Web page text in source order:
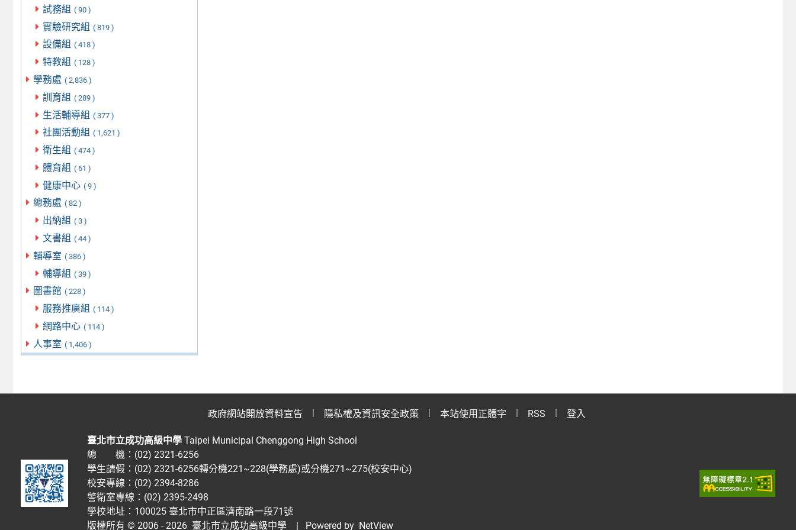
試務組 ( 90 )
實驗研究組 ( 819 )
設備組 ( 418 )
特教組 ( 128 )
學務處 ( 2,836 )
訓育組 ( 289 )
生活輔導組 ( 377 )
社團活動組 ( 1,621 )
衛生組 ( 474 )
體育組 ( 61 )
健康中心 ( 9 )
總務處 ( 82 )
出納組 ( 3 )
文書組 ( 44 )
輔導室 ( 386 )
輔導組 ( 39 )
圖書館 ( 228 )
服務推廣組 ( 114 )
網路中心 ( 114 )
人事室 ( 1,406 )
政府網站開放資料宣告 隱私權及資訊安全政策 本站使用正體字 RSS 登入
臺北市立成功高級中學Taipei Municipal Chenggong High School
總 機：(02) 2321-6256
學生請假：(02) 2321-6256轉分機221~228(學務處)或分機271~275(校安中心)
校安專線：(02) 2394-8286
警衛室專線：(02) 2395-2498
學校地址：100025 臺北市中正區濟南路一段71號
版權所有 © 2006 - 2026臺北市立成功高級中學 | Powered by NetView